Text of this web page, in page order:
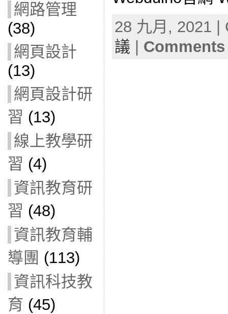
網路管理
(38)
網頁設計
(13)
網頁設計研
習 (13)
線上教學研
習 (4)
資訊教育研
習 (48)
資訊教育輔
導團 (113)
資訊科技教
育 (45)
28 九月, 2021
議